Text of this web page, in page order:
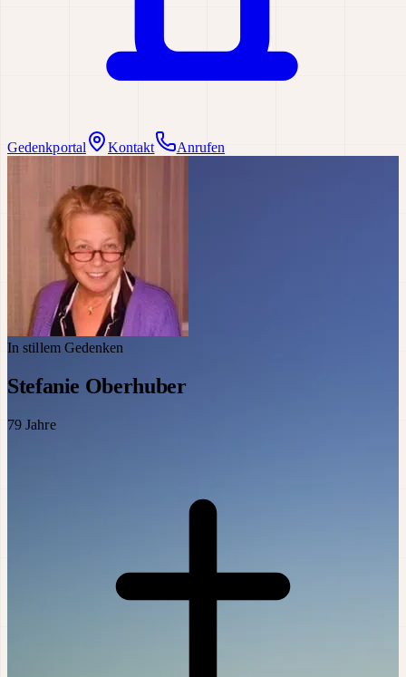
Gedenkportal Kontakt Anrufen
In stillem Gedenken
Stefanie Oberhuber
79 Jahre